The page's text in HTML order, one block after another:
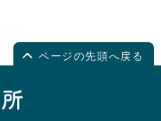
ページの先頭へ戻る